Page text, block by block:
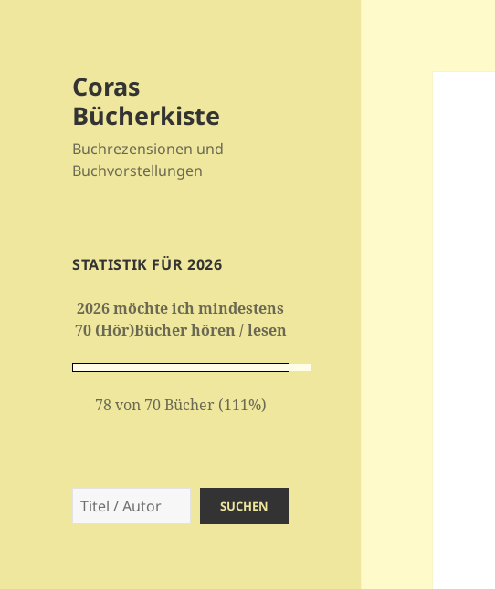
Coras
Bücherkiste
Buchrezensionen und
Buchvorstellungen
STATISTIK FÜR 2026
2026 möchte ich mindestens
70 (Hör)Bücher hören / lesen
78 von 70 Bücher (111%)
Suchen SUCHEN